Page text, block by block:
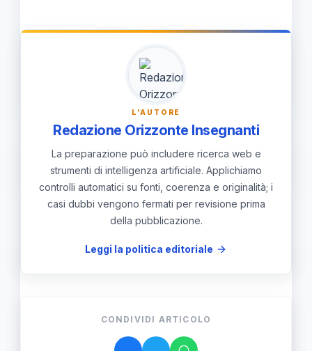
chiedi di avere un protocollo interno e
L'AUTORE
Redazione Orizzonte Insegnanti
La preparazione può includere ricerca web e
strumenti di intelligenza artificiale. Applichiamo
controlli automatici su fonti, coerenza e originalità; i
casi dubbi vengono fermati per revisione prima
della pubblicazione.
Leggi la politica editoriale
CONDIVIDI ARTICOLO